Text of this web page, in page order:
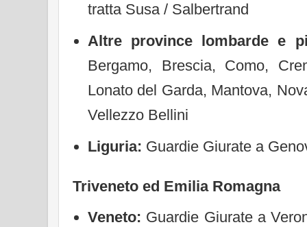
tratta Susa / Salbertrand
Altre province lombarde e
Bergamo, Brescia, Como,
Lonato del Garda, Mantova,
Vellezzo Bellini
Liguria: Guardie Giurate a
Triveneto ed Emilia Romagna
Veneto: Guardie Giurate a